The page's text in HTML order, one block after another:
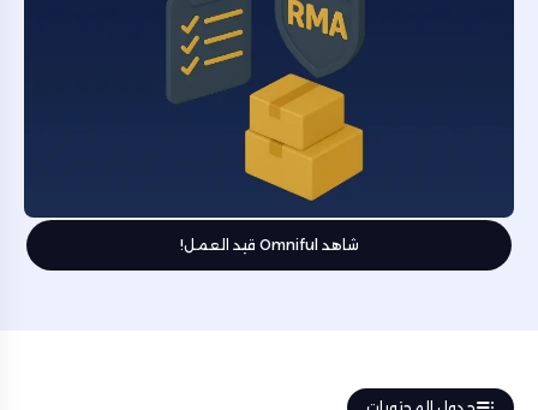
شاهد Omniful قيد العمل!